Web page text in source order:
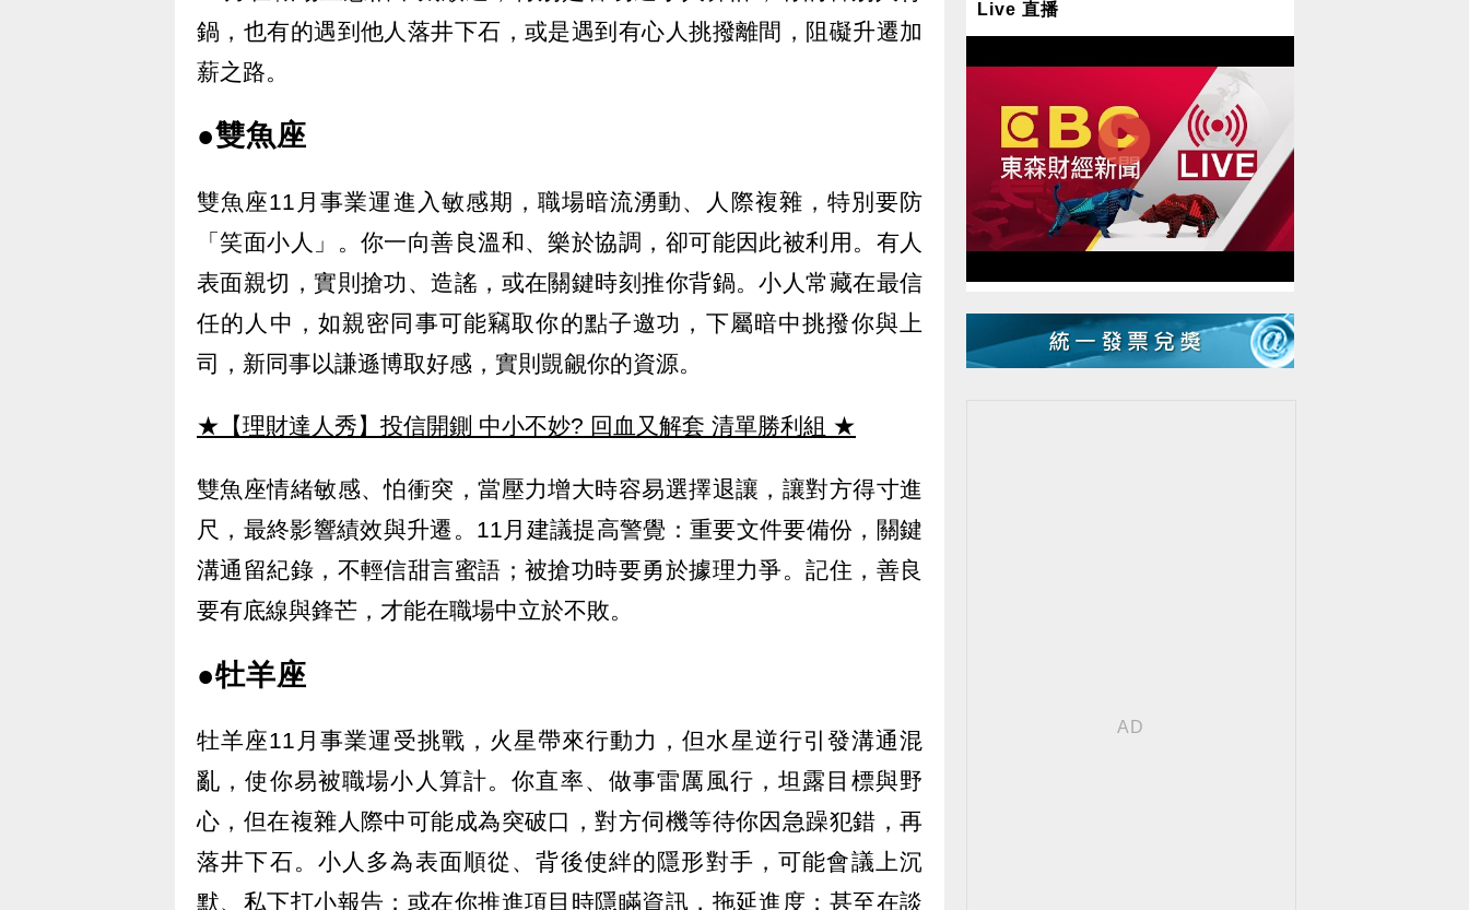
鍋，也有的遇到他人落井下石，或是遇到有心人挑撥離間，阻礙升遷加
薪之路。
●雙魚座
雙魚座11月事業運進入敏感期，職場暗流湧動、人際複雜，特別要防
「笑面小人」。你一向善良溫和、樂於協調，卻可能因此被利用。有人
表面親切，實則搶功、造謠，或在關鍵時刻推你背鍋。小人常藏在最信
任的人中，如親密同事可能竊取你的點子邀功，下屬暗中挑撥你與上
司，新同事以謙遜博取好感，實則覬覦你的資源。
★【理財達人秀】投信開鍘 中小不妙? 回血又解套 清單勝利組 ★
雙魚座情緒敏感、怕衝突，當壓力增大時容易選擇退讓，讓對方得寸進
尺，最終影響績效與升遷。11月建議提高警覺：重要文件要備份，關鍵
溝通留紀錄，不輕信甜言蜜語；被搶功時要勇於據理力爭。記住，善良
要有底線與鋒芒，才能在職場中立於不敗。
●牡羊座
牡羊座11月事業運受挑戰，火星帶來行動力，但水星逆行引發溝通混
亂，使你易被職場小人算計。你直率、做事雷厲風行，坦露目標與野
心，但在複雜人際中可能成為突破口，對方伺機等待你因急躁犯錯，再
落井下石。小人多為表面順從、背後使絆的隱形對手，可能會議上沉
默、私下打小報告；或在你推進項目時隱瞞資訊，拖延進度；甚至在談
Live 直播